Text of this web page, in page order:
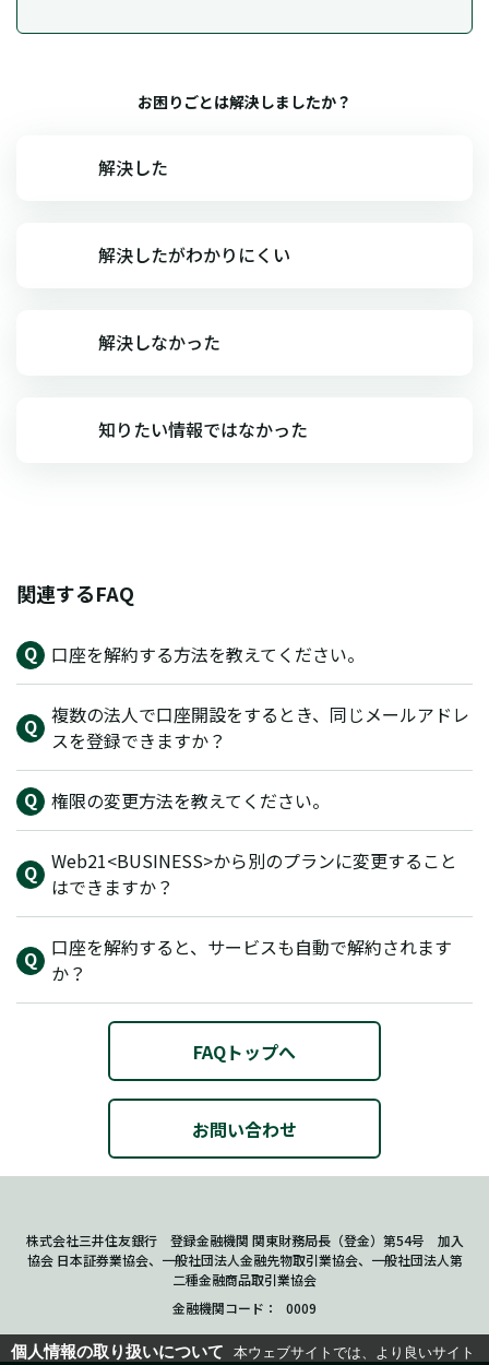
お困りごとは解決しましたか？
解決した
解決したがわかりにくい
解決しなかった
知りたい情報ではなかった
関連するFAQ
口座を解約する方法を教えてください。
複数の法人で口座開設をするとき、同じメールアドレ
スを登録できますか？
権限の変更方法を教えてください。
Web21<BUSINESS>から別のプランに変更すること
はできますか？
口座を解約すると、サービスも自動で解約されます
か？
FAQトップへ
お問い合わせ
株式会社三井住友銀行 登録金融機関 関東財務局長（登金）第54号 加入
協会 日本証券業協会、一般社団法人金融先物取引業協会、一般社団法人第
二種金融商品取引業協会
金融機関コード
0009
個人情報の取り扱いについて 本ウェブサイトでは、より良いサイト